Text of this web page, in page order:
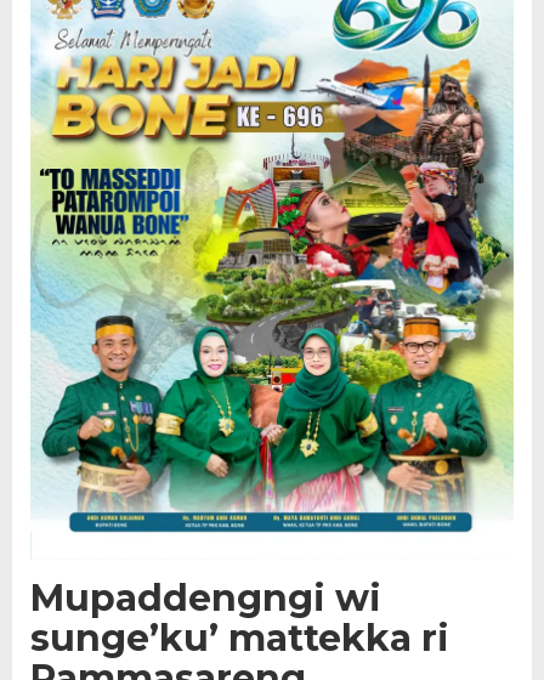
Mupaddengngi wi
sunge’ku’ mattekka ri